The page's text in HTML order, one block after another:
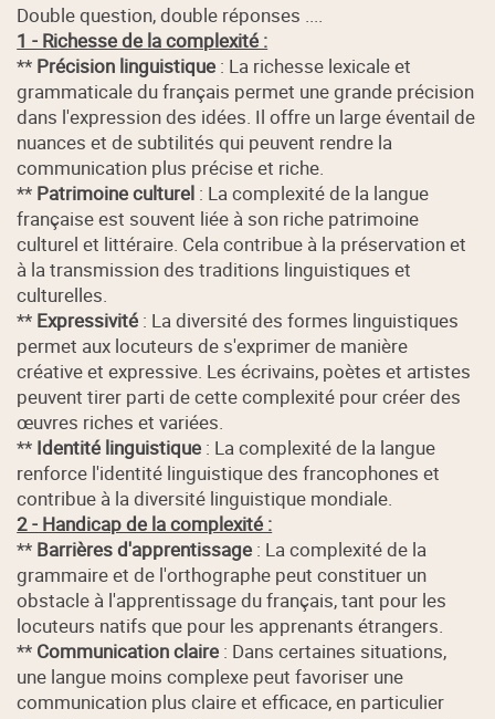
Double question, double réponses ....
1 - Richesse de la complexité :
** Précision linguistique : La richesse lexicale et
grammaticale du français permet une grande précision
dans l'expression des idées. Il offre un large éventail de
nuances et de subtilités qui peuvent rendre la
communication plus précise et riche.
** Patrimoine culturel : La complexité de la langue
française est souvent liée à son riche patrimoine
culturel et littéraire. Cela contribue à la préservation et
à la transmission des traditions linguistiques et
culturelles.
** Expressivité : La diversité des formes linguistiques
permet aux locuteurs de s'exprimer de manière
créative et expressive. Les écrivains, poètes et artistes
peuvent tirer parti de cette complexité pour créer des
œuvres riches et variées.
** Identité linguistique : La complexité de la langue
renforce l'identité linguistique des francophones et
contribue à la diversité linguistique mondiale.
2 - Handicap de la complexité :
** Barrières d'apprentissage : La complexité de la
grammaire et de l'orthographe peut constituer un
obstacle à l'apprentissage du français, tant pour les
locuteurs natifs que pour les apprenants étrangers.
** Communication claire : Dans certaines situations,
une langue moins complexe peut favoriser une
communication plus claire et efficace, en particulier